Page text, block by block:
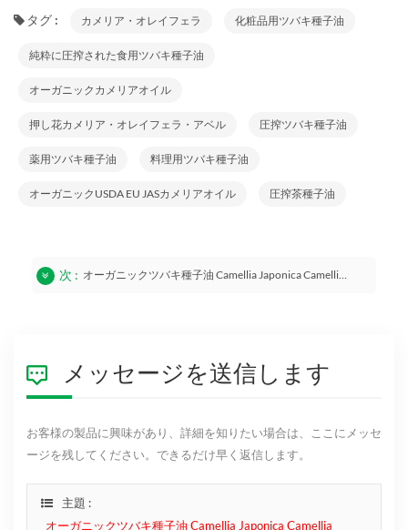
タグ : カメリア・オレイフェラ 化粧品用ツバキ種子油
純粋に圧搾された食用ツバキ種子油
オーガニックカメリアオイル
押し花カメリア・オレイフェラ・アベル 圧搾ツバキ種子油
薬用ツバキ種子油 料理用ツバキ種子油
オーガニックUSDA EU JASカメリアオイル 圧搾茶種子油
次 :
メッセージを送信します
お客様の製品に興味があり、詳細を知りたい場合は、ここにメッセ
ージを残してください。できるだけ早く返信します。
主題 :
オーガニックツバキ種子油 Camellia Japonica Camellia